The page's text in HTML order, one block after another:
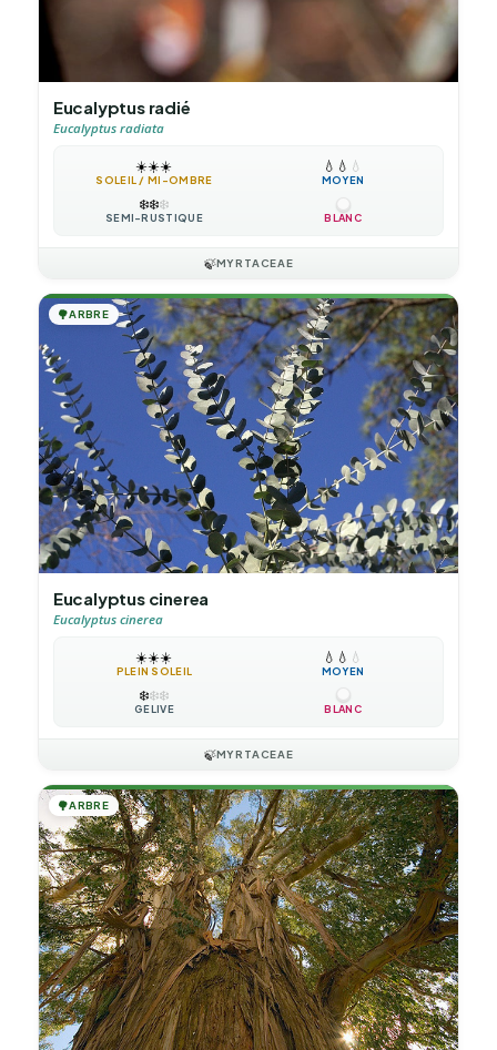
Eucalyptus radié
Eucalyptus radiata
☀️☀️☀️
SOLEIL / MI-OMBRE
💧 💧 💧
MOYEN
❄️❄️❄️
SEMI-RUSTIQUE BLANC
🍃MYRTACEAE
🌳ARBRE
Eucalyptus cinerea
Eucalyptus cinerea
☀️☀️☀️
PLEIN SOLEIL
💧 💧 💧
MOYEN
❄️❄️❄️
GÉLIVE BLANC
🍃MYRTACEAE
🌳ARBRE